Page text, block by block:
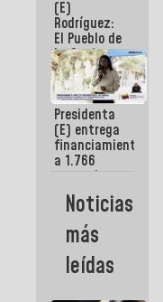
Guaira
(E)
Rodríguez:
El Pueblo de
La Guaira
siempre
estará
acompañada
por el
Gobierno
Nacional
Presidenta
(E) entrega
financiamientos
a 1.766
comerciantes
emprendedores
afectados
por
terremotos
Noticias
más
leídas